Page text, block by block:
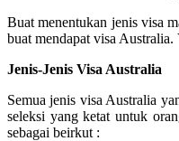
Buat menentukan jenis visa
buat mendapat visa
Jenis-Jenis Visa Australia
Semua jenis visa Australia
seleksi yang ketat untuk
sebagai beirkut :